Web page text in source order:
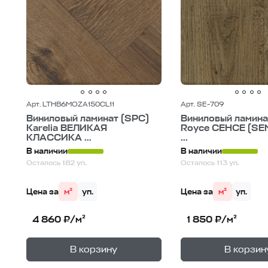
Арт. LTHB6MOZA150CL11
Виниловый ламинат (SPC)
Karelia ВЕЛИКАЯ
КЛАССИКА ...
В наличии
Осталось 182 уп.
Цена за м² уп.
4 860 ₽/м²
В корзину
В корзине —
Арт. SE-709
Виниловый
Royce СЕНСЕ
...
В наличии
Осталось 113 уп.
Цена за м² уп.
1 850 ₽/м²
В
В корзине —